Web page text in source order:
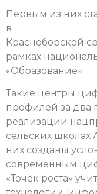
Первым из них
в
Красноборской
рамках
«Образование».
Такие центры
профилей за два
реализации
сельских школах
них созданы
современным
«Точек роста»